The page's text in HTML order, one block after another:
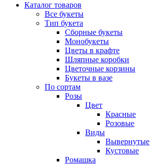
Каталог товаров
Все букеты
Тип букета
Сборные букеты
Монобукеты
Цветы в крафте
Шляпные коробки
Цветочные корзины
Букеты в вазе
По сортам
Розы
Цвет
Красные
Розовые
Виды
Вывернутые
Кустовые
Ромашка